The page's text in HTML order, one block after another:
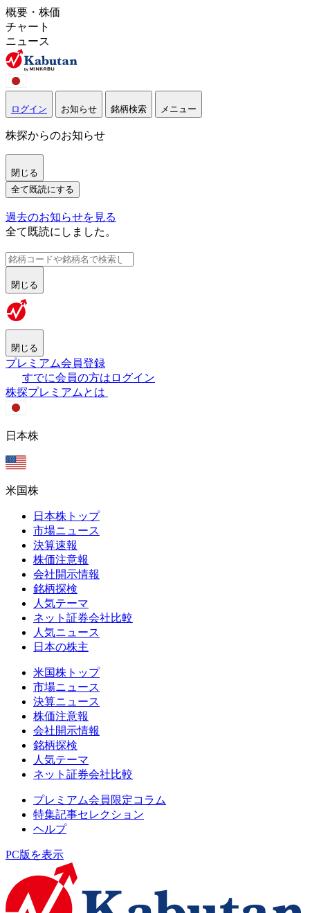
概要・株価
チャート
ニュース
ログイン お知らせ 銘柄検索 メニュー
株探からのお知らせ
閉じる
全て既読にする
過去のお知らせを見る
全て既読にしました。
閉じる
閉じる
プレミアム会員登録
すでに会員の方はログイン
株探プレミアムとは
日本株
米国株
日本株トップ
市場ニュース
決算速報
株価注意報
会社開示情報
銘柄探検
人気テーマ
ネット証券会社比較
人気ニュース
日本の株主
米国株トップ
市場ニュース
決算ニュース
株価注意報
会社開示情報
銘柄探検
人気テーマ
ネット証券会社比較
プレミアム会員限定コラム
特集記事セレクション
ヘルプ
PC版を表示